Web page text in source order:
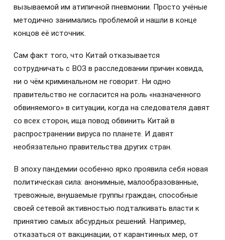
вызываемой им атипичной пневмонии. Просто учёные
методично занимались проблемой и нашли в конце
концов её источник.
Сам факт того, что Китай отказывается
сотрудничать с ВОЗ в расследовании причин ковида,
ни о чём криминальном не говорит. Ни одно
правительство не согласится на роль «назначенного
обвиняемого» в ситуации, когда на следователя давят
со всех сторон, ища повод обвинить Китай в
распространении вируса по планете. И давят
необязательно правительства других стран.
В эпоху пандемии особенно ярко проявила себя новая
политическая сила: анонимные, малообразованные,
тревожные, внушаемые группы граждан, способные
своей сетевой активностью подталкивать власти к
принятию самых абсурдных решений. Например,
отказаться от вакцинации, от карантинных мер, от